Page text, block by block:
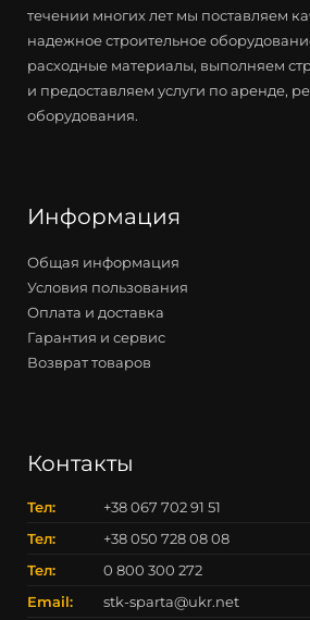
течении многих лет мы поставляем
надежное строительное
расходные материалы, выполняем
и предоставляем услуги по аренде,
оборудования.
Информация
Общая информация
Условия пользования
Оплата и доставка
Гарантия и сервис
Возврат товаров
Контакты
Тел:
+38 067 702 91 51
Тел:
+38 050 728 08 08
Тел:
0 800 300 272
Email:
stk-sparta@ukr.net